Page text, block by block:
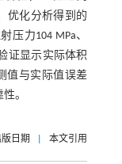
优化分析得到的
力104 MPa、
证显示实际体积
值与实际值误差
。
版日期 本文引用